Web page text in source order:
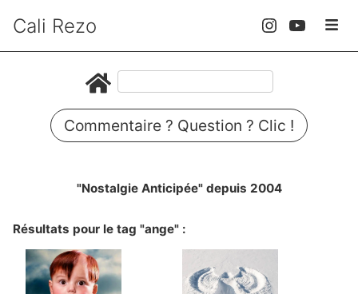
Cali Rezo
Commentaire ? Question ? Clic !
"Nostalgie Anticipée" depuis 2004
Résultats pour le tag "ange" :